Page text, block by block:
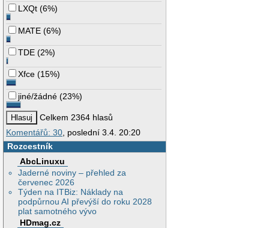
LXQt (6%)
MATE (6%)
TDE (2%)
Xfce (15%)
jiné/žádné (23%)
Celkem 2364 hlasů
Komentářů: 30, poslední 3.4. 20:20
Rozcestník
AbcLinuxu
Jaderné noviny – přehled za
červenec 2026
Týden na ITBiz: Náklady na
podpůrnou AI převýší do roku 2028
plat samotného vývo
HDmag.cz